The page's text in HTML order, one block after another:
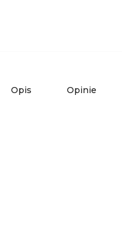
Opis Opinie